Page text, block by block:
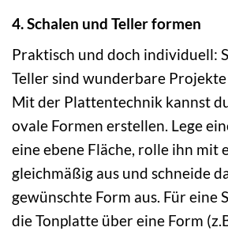
4. Schalen und Teller formen
Praktisch und doch individuell:
Teller sind wunderbare
Mit der Plattentechnik kannst
ovale Formen erstellen. Lege
eine ebene Fläche, rolle ihn mit
gleichmäßig aus und schneide
gewünschte Form aus. Für eine
die Tonplatte über eine Form